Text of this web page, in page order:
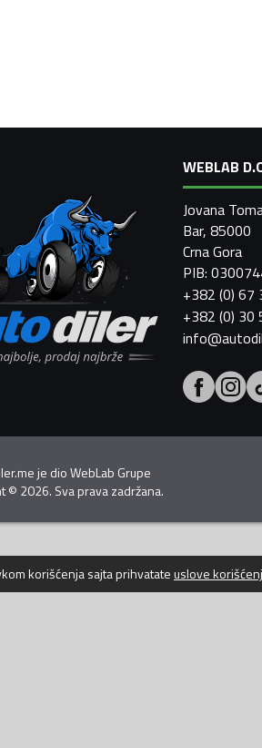
WEBLAB
Jovana
Bar, 85000
Crna Gora
PIB:
+382 (0) 67
+382 (0) 30
je dioWebLab Grupe
© 2026. Sva prava zadržana.
korišćenja sajta prihvatateuslove